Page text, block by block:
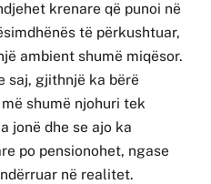
krenare që punoi në
të përkushtuar,
ambient shumë miqësor.
saj, gjithnjë ka bërë
shumë njohuri tek
jonë dhe se ajo ka
po pensionohet, ngase
në realitet.